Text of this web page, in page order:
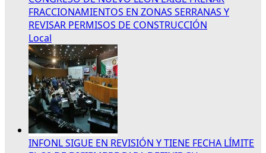
FRACCIONAMIENTOS EN ZONAS SERRANAS Y
REVISAR PERMISOS DE CONSTRUCCIÓN
Local
INFONL SIGUE EN REVISIÓN Y TIENE FECHA LÍMITE